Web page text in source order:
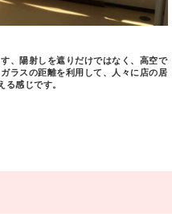
、陽射しを遮りだけではなく、高空で
ラスの距離を利用して、人々に店の居
感じです。